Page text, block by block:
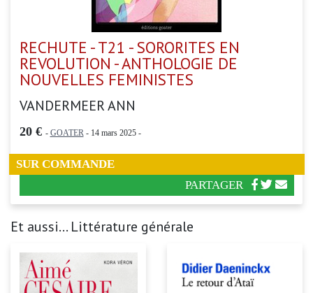
RECHUTE - T21 - SORORITES EN
REVOLUTION - ANTHOLOGIE DE
NOUVELLES FEMINISTES
VANDERMEER ANN
20 € - GOATER - 14 mars 2025 -
SUR COMMANDE
PARTAGER
Et aussi... Littérature générale